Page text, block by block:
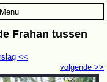
Frahan tussen
volgende >>
<<
Menu